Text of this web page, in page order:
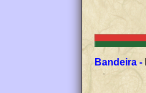
Bandeira -